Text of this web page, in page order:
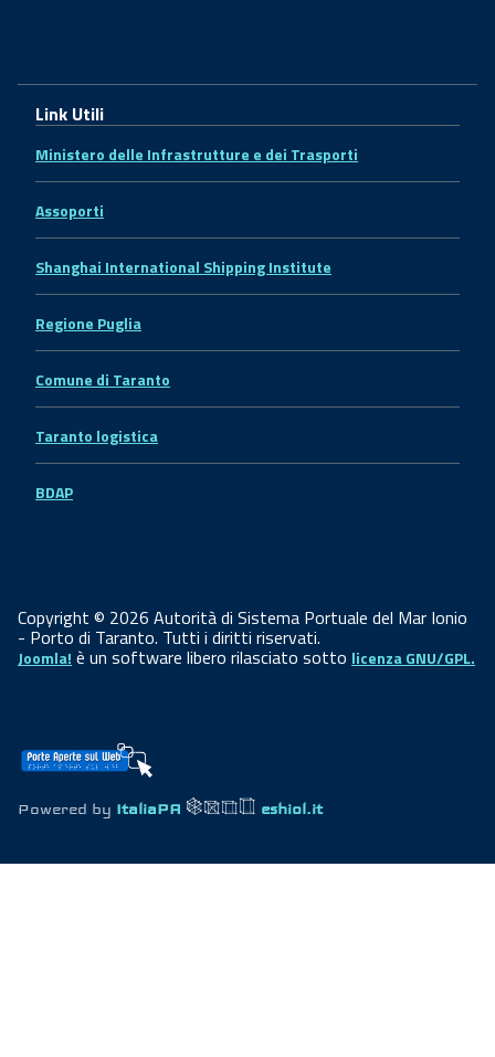
Link Utili
Ministero delle Infrastrutture e dei Trasporti
Assoporti
Shanghai International Shipping Institute
Regione Puglia
Comune di Taranto
Taranto logistica
BDAP
Copyright © 2026 Autorità di Sistema Portuale del Mar Ionio
- Porto di Taranto. Tutti i diritti riservati.
Joomla! è un software libero rilasciato sotto licenza GNU/GPL.
Powered by ItaliaPA eshiol.it